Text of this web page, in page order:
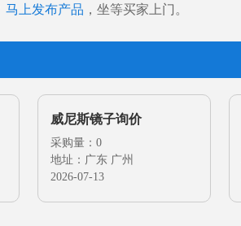
马上发布产品 ，坐等买家上门。
威尼斯镜子询价
采购量：0
地址：广东 广州
2026-07-13